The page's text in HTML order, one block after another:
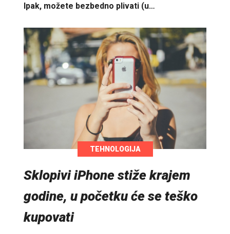
Ipak, možete bezbedno plivati (u…
TEHNOLOGIJA
Sklopivi iPhone stiže krajem
godine, u početku će se teško
kupovati